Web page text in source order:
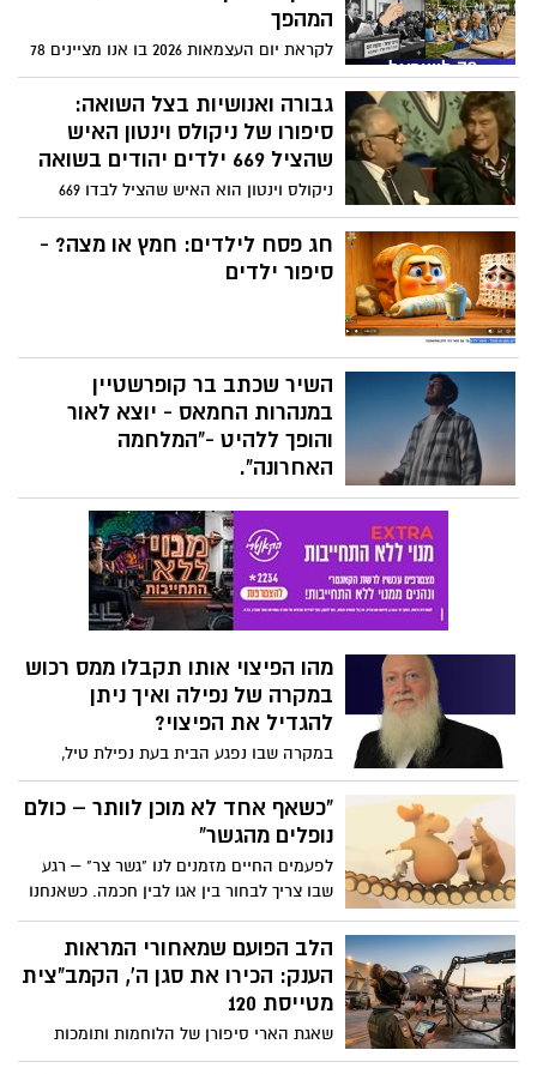
מתמשכת.
המהפך
לקראת יום העצמאות 2026 בו אנו מציינים 78
שנים למדינה בסימן של יצירה, גבורה ותקווה:
סרטון חדש לוקח אותנו לתחנות המרכזיות
שעיצבו את פני האומה. חובה לצפות!
גבורה ואנושיות בצל השואה:
סיפורו של ניקולס וינטון האיש
שהציל 669 ילדים יהודים בשואה
ניקולס וינטון הוא האיש שהציל לבדו 669
ילדים יהודים יתומים שהוריהם נרצחו בשואה
והבריח אותם מצ'כוסלובקיה לאנגליה, וינטון
מצא ליתומים משפחות מאמצות. וינטון שמר
ניקולס וינטון נפטר ב-2015 בגיל 106.
חג פסח לילדים: חמץ או מצה? -
סיפור ילדים
השיר שכתב בר קופרשטיין
במנהרות החמאס - יוצא לאור
והופך ללהיט -"המלחמה
האחרונה".
חמישה חודשים לאחר ששב מהשבי, בר
קופרשטיין מוציא יחד עם הזמר אלייצור את
השיר החדש "המלחמה האחרונה". מדובר
ביצירה מרגשת במיוחד, שנולדה מתוך יומן
אישי שבר כתב בזמן שהוחזק במנהרות בעזה,
ברגעים הקשים ביותר שעבר.
מהו הפיצוי אותו תקבלו ממס רכוש
במקרה של נפילה ואיך ניתן
להגדיל את הפיצוי?
במקרה שבו נפגע הבית בעת נפילת טיל,
תקבלו פיצוי ממס רכוש, אך הפיצוי מוגבל.
מהו הפיצוי, והאם אפשר להגדיל את הפיצוי
ממס רכוש? עו"ד יצחק פלבינסקי מספק את
"כשאף אחד לא מוכן לוותר – כולם
נופלים מהגשר"
לפעמים החיים מזמנים לנו "גשר צר" – רגע
שבו צריך לבחור בין אגו לבין חכמה. כשאנחנו
מתעקשים לנצח בכל מחיר, אנחנו עלולים
להפסיד הרבה יותר. לפעמים דווקא מי שמוכן
לזוז צעד אחד אחורה – הוא זה שמתקדם
הכי רחוק.
הלב הפועם שמאחורי המראות
הענק: הכירו את סגן ה', הקמב"צית
מטייסת 120
שאגת הארי סיפורן של הלוחמות ותומכות
הלחימה - כשחושבים על מבצעים אוויריים